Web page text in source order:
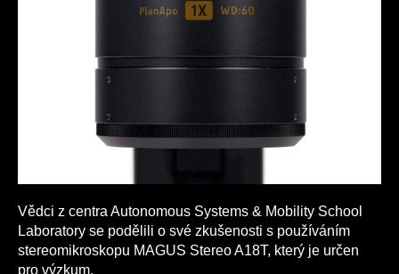
Vědci z centra Autonomous Systems & Mobility School
Laboratory se podělili o své zkušenosti s používáním
stereomikroskopu MAGUS Stereo A18T, který je určen
pro výzkum.